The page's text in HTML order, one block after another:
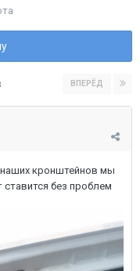
ВПЕРЁД
кронштейнов мы
без проблем